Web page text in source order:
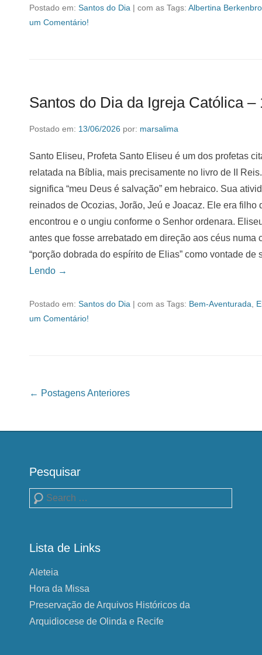
Postado em: Santos do Dia | com as Tags: Albertina
um Comentário!
Santos do Dia da Igreja Católica –
Postado em: 13/06/2026 por: marsalima
Santo Eliseu, Profeta Santo Eliseu é um dos profetas
relatada na Bíblia, mais precisamente no livro de II
significa “meu Deus é salvação” em hebraico. Sua
reinados de Ocozias, Jorão, Jeú e Joacaz. Ele era
encontrou e o ungiu conforme o Senhor ordenara.
antes que fosse arrebatado em direção aos céus
“porção dobrada do espírito de Elias” como vontade
Lendo →
Postado em: Santos do Dia | com as Tags: Bem-Aventurada
um Comentário!
Navegação das Postagens
← Postagens Anteriores
Pesquisar
Pesquisa
Lista de Links
Aleteia
Hora da Missa
Preservação de Arquivos Históricos da
Arquidiocese de Olinda e Recife